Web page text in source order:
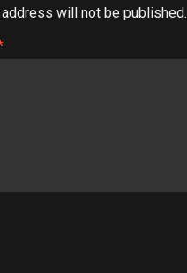
address will not be published.